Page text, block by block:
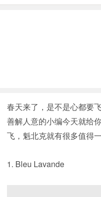
春天来了，是不是心都要
善解人意的小编今天就给
飞，魁北克就有很多值得
1. Bleu Lavande